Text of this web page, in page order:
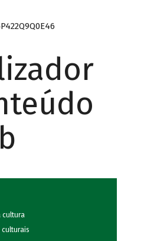
cultura
culturais